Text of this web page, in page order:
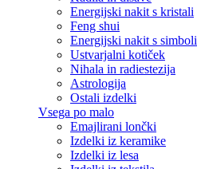
Energijski nakit s kristali
Feng shui
Energijski nakit s simboli
Ustvarjalni kotiček
Nihala in radiestezija
Astrologija
Ostali izdelki
Vsega po malo
Emajlirani lončki
Izdelki iz keramike
Izdelki iz lesa